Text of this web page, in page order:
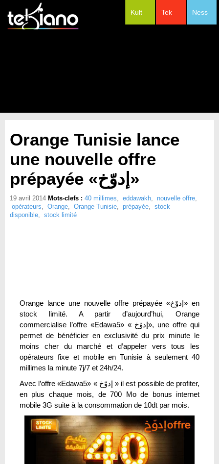
Ness
Tek
Kult
Orange Tunisie lance
une nouvelle offre
prépayée «إدوّخ»
19 avril 2014 Mots-clefs : 40 millimes, eddawakh, nouvelle offre,
opérateurs, Orange, Orange Tunisie, prépayée, stock
disponible, stock limité
Orange lance une nouvelle offre prépayée «إدوّخ» en
stock limité. A partir d’aujourd’hui, Orange
commercialise l’offre «Edawa5» « إدوّخ», une offre qui
permet de bénéficier en exclusivité du prix minute le
moins cher du marché et d’appeler vers tous les
opérateurs fixe et mobile en Tunisie à seulement 40
millimes la minute 7j/7 et 24h/24.
Avec l’offre «Edawa5» « إدوّخ » il est possible de profiter,
en plus chaque mois, de 700 Mo de bonus internet
mobile 3G suite à la consommation de 10dt par mois.